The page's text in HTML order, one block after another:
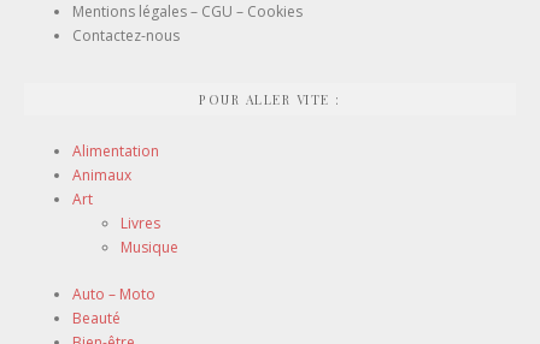
Mentions légales – CGU – Cookies
Contactez-nous
POUR ALLER VITE :
Alimentation
Animaux
Art
Livres
Musique
Auto – Moto
Beauté